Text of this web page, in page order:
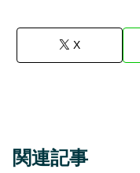
X
関連記事